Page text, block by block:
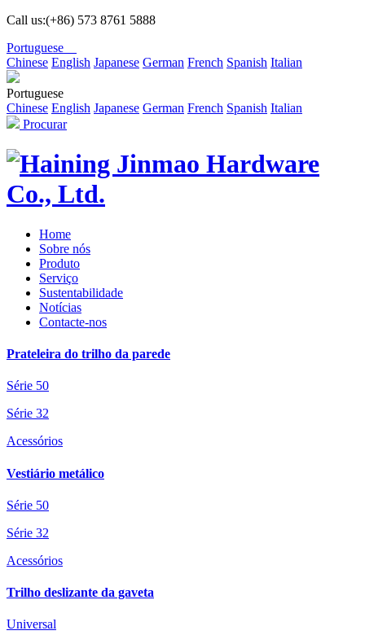
Call us:(+86) 573 8761 5888
Portuguese
Chinese English Japanese German French Spanish Italian
Portuguese
Chinese English Japanese German French Spanish Italian
Procurar
Home
Sobre nós
Produto
Serviço
Sustentabilidade
Notícias
Contacte-nos
Prateleira do trilho da parede
Série 50
Série 32
Acessórios
Vestiário metálico
Série 50
Série 32
Acessórios
Trilho deslizante da gaveta
Universal